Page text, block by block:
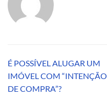
É POSSÍVEL ALUGAR UM
IMÓVEL COM “INTENÇÃO
DE COMPRA”?